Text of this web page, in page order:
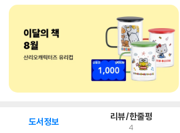
도서정보 리뷰/한줄평
4